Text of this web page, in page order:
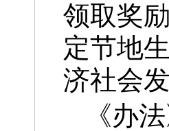
领取奖
定节地
济社会
《办